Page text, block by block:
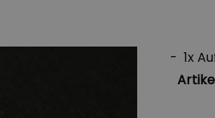
1x